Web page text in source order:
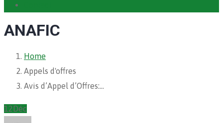
ANAFIC
Home
Appels d'offres
Avis d’Appel d’Offres:…
12Déc